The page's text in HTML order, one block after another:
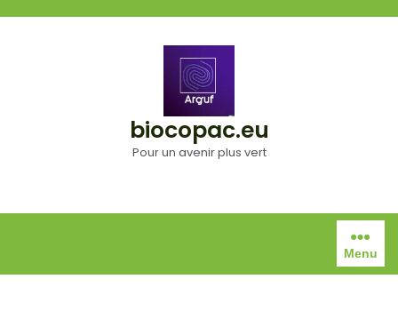
biocopac.eu
Pour un avenir plus vert
Menu